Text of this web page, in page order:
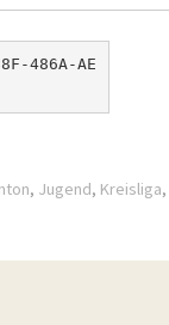
486A-AE
, Jugend, Kreisliga,